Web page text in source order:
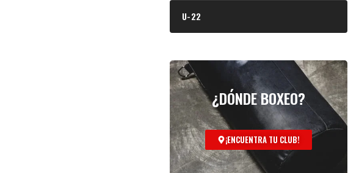
U-22
¿DÓNDE BOXEO?
¡ENCUENTRA TU CLUB!